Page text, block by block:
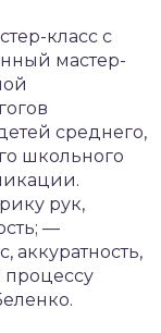
класс с
мастер-
среднего,
школьного
рук,
—
аккуратность,
процессу